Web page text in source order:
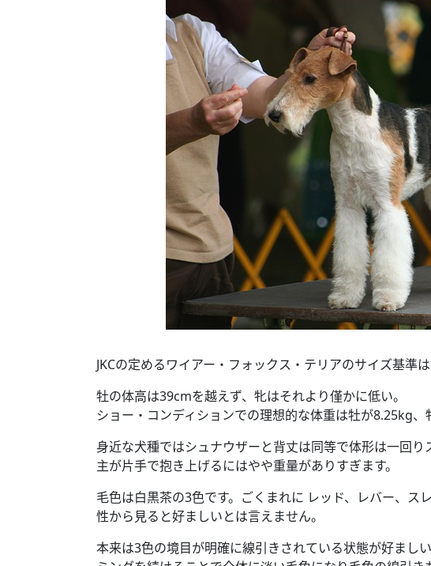
JKCの定めるワイアー・フォックス・テリアのサイズ基準は
牡の体高は39cmを越えず、牝はそれより僅かに低い。
ショー・コンディションでの理想的な体重は牡が8.25kg、
身近な犬種ではシュナウザーと背丈は同等で体形は一回
主が片手で抱き上げるにはやや重量がありすぎます。
毛色は白黒茶の3色です。ごくまれに レッド、レバー、
性から見ると好ましいとは言えません。
本来は3色の境目が明確に線引きされている状態が好まし